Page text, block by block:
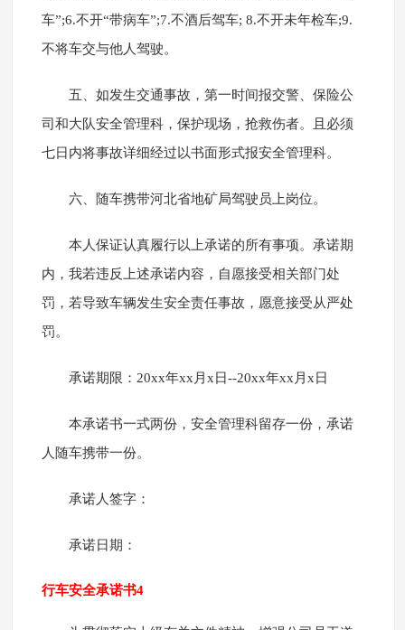
车”;6.不开“带病车”;7.不酒后驾车; 8.不开未年检车;9.
不将车交与他人驾驶。
五、如发生交通事故，第一时间报交警、保险公
司和大队安全管理科，保护现场，抢救伤者。且必须
七日内将事故详细经过以书面形式报安全管理科。
六、随车携带河北省地矿局驾驶员上岗位。
本人保证认真履行以上承诺的所有事项。承诺期
内，我若违反上述承诺内容，自愿接受相关部门处
罚，若导致车辆发生安全责任事故，愿意接受从严处
罚。
承诺期限：20xx年xx月x日--20xx年xx月x日
本承诺书一式两份，安全管理科留存一份，承诺
人随车携带一份。
承诺人签字：
承诺日期：
行车安全承诺书4